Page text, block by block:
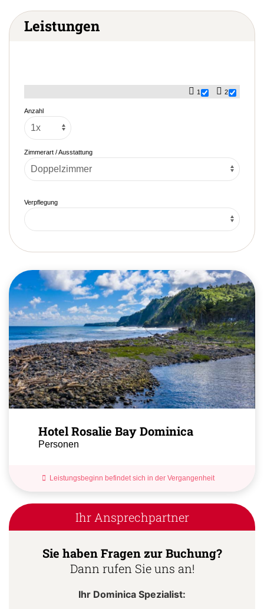
Leistungen
1 2
Anzahl
Zimmerart / Ausstattung
Verpflegung
Hotel Rosalie Bay Dominica
Personen
Leistungsbeginn befindet sich in der Vergangenheit
Ihr Ansprechpartner
Sie haben Fragen zur Buchung?
Dann rufen Sie uns an!
Ihr Dominica Spezialist: